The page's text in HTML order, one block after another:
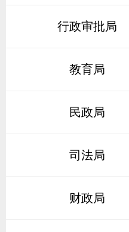
行政审批局
教育局
民政局
司法局
财政局